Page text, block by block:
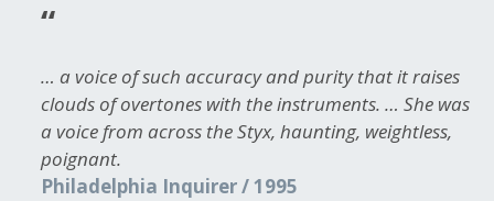
… a voice of such accuracy and purity that it raises
clouds of overtones with the instruments. … She was
a voice from across the Styx, haunting, weightless,
poignant.
Philadelphia Inquirer / 1995